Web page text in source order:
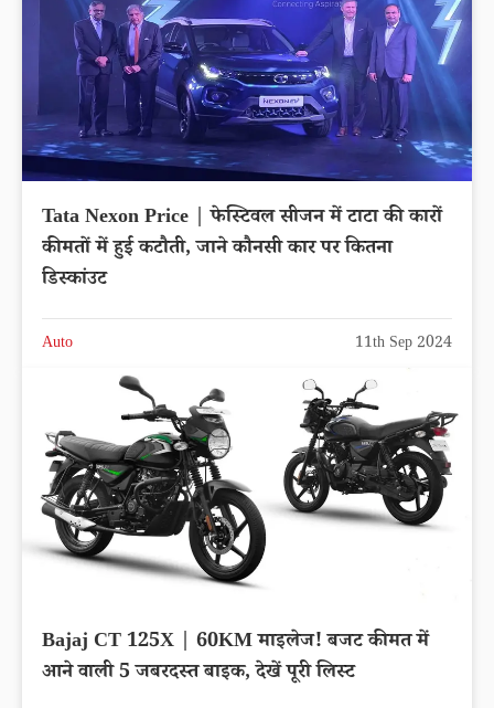
Tata Nexon Price | फेस्टिवल सीजन में टाटा की कारों
कीमतों में हुई कटौती, जाने कौनसी कार पर कितना
डिस्कांउट
Auto 11th Sep 2024
Bajaj CT 125X | 60KM माइलेज! बजट कीमत में
आने वाली 5 जबरदस्त बाइक, देखें पूरी लिस्ट